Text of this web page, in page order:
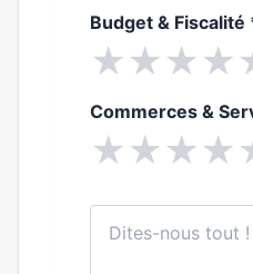
Budget & Fiscalité
★★★★
Commerces &
★★★★